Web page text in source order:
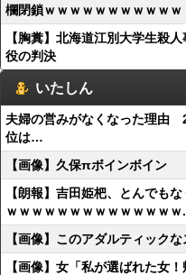
欄閉鎖ｗｗｗｗｗｗｗｗｗｗｗ
【胸糞】北海道江別大学生殺
役の判決
いたしん
夫婦の営みがなくなった理由
位は…
【画像】久保πボインボイン
【朗報】吉田姫杷、とんでも
ｗｗｗｗｗｗｗｗｗｗｗｗｗｗ
【画像】このアダルティック
【画像】女「私が選ばれた女